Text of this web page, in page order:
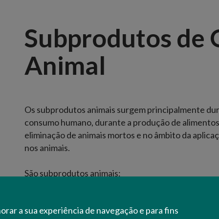
a sua experiência de navegação e para fins
Subprodutos de
Animal
Os subprodutos animais surgem principalmente
consumo humano, durante a produção de
eliminação de animais mortos e no âmbito da
nos animais.
São subprodutos animais:
Alimentos de origem animal próprios para
do consumo humano (ex: o fabrico de alimentos